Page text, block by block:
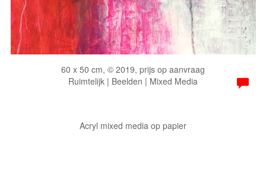
60 x 50 cm, © 2019, prijs op aanvraag
Ruimtelijk | Beelden | Mixed Media
Acryl mixed media op papier